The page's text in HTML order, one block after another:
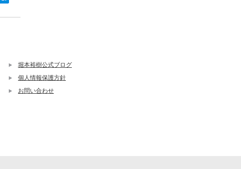
堀本裕樹公式ブログ
個人情報保護方針
お問い合わせ